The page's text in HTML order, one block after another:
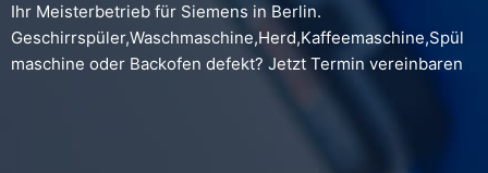
Ihr Meisterbetrieb für Siemens in Berlin.
Geschirrspüler,Waschmaschine,Herd,Kaffeemaschine,Spül
maschine oder Backofen defekt? Jetzt Termin vereinbaren